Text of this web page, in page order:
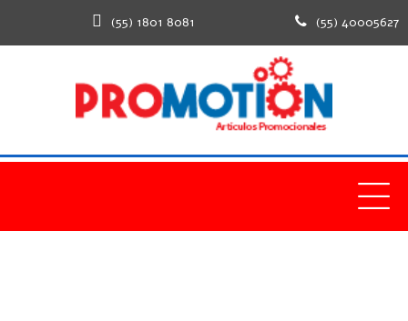
(55) 1801 8081 (55) 40005627